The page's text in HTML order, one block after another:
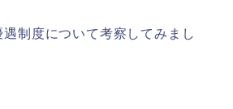
制度について考察してみまし